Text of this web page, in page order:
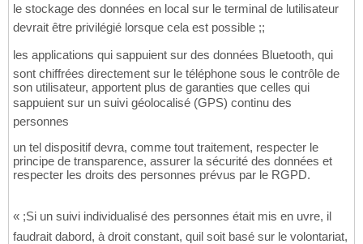
le stockage des données en local sur le terminal de lutilisateur
devrait être privilégié lorsque cela est possible ;;
les applications qui sappuient sur des données Bluetooth, qui
sont chiffrées directement sur le téléphone sous le contrôle de
son utilisateur, apportent plus de garanties que celles qui
sappuient sur un suivi géolocalisé (GPS) continu des
personnes
un tel dispositif devra, comme tout traitement, respecter le
principe de transparence, assurer la sécurité des données et
respecter les droits des personnes prévus par le RGPD.
« ;Si un suivi individualisé des personnes était mis en uvre, il
faudrait dabord, à droit constant, quil soit basé sur le volontariat,